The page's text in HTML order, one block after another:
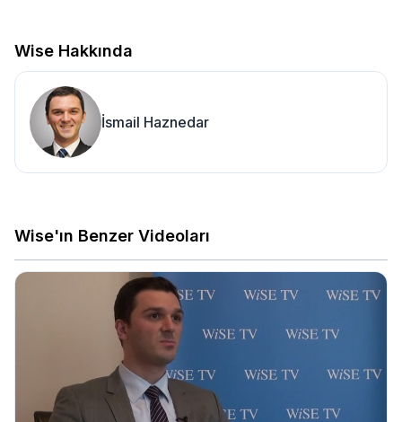
Wise Hakkında
İsmail Haznedar
Wise'ın Benzer Videoları